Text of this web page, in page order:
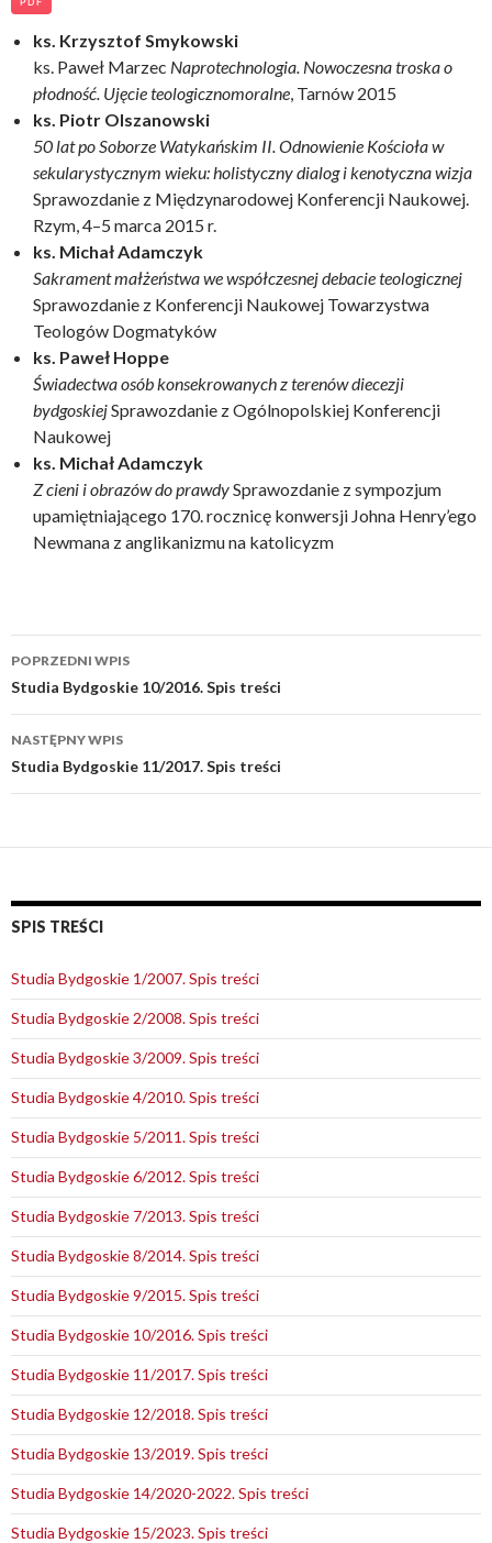
ks. Krzysztof Smykowski
ks. Paweł Marzec Naprotechnologia. Nowoczesna troska o
płodność. Ujęcie teologicznomoralne, Tarnów 2015
ks. Piotr Olszanowski
50 lat po Soborze Watykańskim II. Odnowienie Kościoła w
sekularystycznym wieku: holistyczny dialog i kenotyczna wizja
Sprawozdanie z Międzynarodowej Konferencji Naukowej.
Rzym, 4–5 marca 2015 r.
ks. Michał Adamczyk
Sakrament małżeństwa we współczesnej debacie teologicznej
Sprawozdanie z Konferencji Naukowej Towarzystwa
Teologów Dogmatyków
ks. Paweł Hoppe
Świadectwa osób konsekrowanych z terenów diecezji
bydgoskiejSprawozdanie z Ogólnopolskiej Konferencji
Naukowej
ks. Michał Adamczyk
Z cieni i obrazów do prawdySprawozdanie z sympozjum
upamiętniającego 170. rocznicę konwersji Johna Henry’ego
Newmana z anglikanizmu na katolicyzm
Zobacz
wpisy
POPRZEDNI WPIS
Studia Bydgoskie 10/2016. Spis treści
NASTĘPNY WPIS
Studia Bydgoskie 11/2017. Spis treści
SPIS TREŚCI
Studia Bydgoskie 1/2007. Spis treści
Studia Bydgoskie 2/2008. Spis treści
Studia Bydgoskie 3/2009. Spis treści
Studia Bydgoskie 4/2010. Spis treści
Studia Bydgoskie 5/2011. Spis treści
Studia Bydgoskie 6/2012. Spis treści
Studia Bydgoskie 7/2013. Spis treści
Studia Bydgoskie 8/2014. Spis treści
Studia Bydgoskie 9/2015. Spis treści
Studia Bydgoskie 10/2016. Spis treści
Studia Bydgoskie 11/2017. Spis treści
Studia Bydgoskie 12/2018. Spis treści
Studia Bydgoskie 13/2019. Spis treści
Studia Bydgoskie 14/2020-2022. Spis treści
Studia Bydgoskie 15/2023. Spis treści